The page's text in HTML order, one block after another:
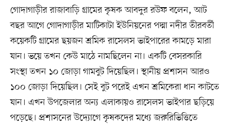
গোদাগাড়ীর রাজাবাড়ি গ্রামের কৃষক আবদুর রউফ বলেন, আট
বছর আগে গোদাগাড়ীর মাটিকাটা ইউনিয়নের পদ্মা নদীর তীরবর্তী
কয়েকটি গ্রামের ছয়জন শ্রমিক রাসেলস ভাইপারের কামড়ে মারা
যান। ভয়ে তখন কেউ মাঠে নামছিলেন না। একটি বেসরকারি
সংস্থা তখন ১০ জোড়া গামবুট দিয়েছিল। স্থানীয় প্রশাসন আরও
১০০ জোড়া দিয়েছিল। সেই বুট পরেই এখন শ্রমিকেরা ধান কাটতে
যান। এখন উপজেলার অন্য এলাকায়ও রাসেলস ভাইপার ছড়িয়ে
পড়েছে। প্রশাসনের উদ্যোগে কৃষকদের মধ্যে জরুরিভিত্তিতে